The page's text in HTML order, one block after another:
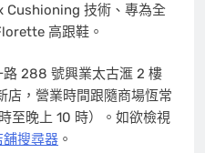
Cushioning 技術、專為全
高跟鞋。
288 號興業太古滙 2 樓
店，營業時間跟隨商場恆常
至晚上 10 時）。如欲檢視
舖搜尋器 。